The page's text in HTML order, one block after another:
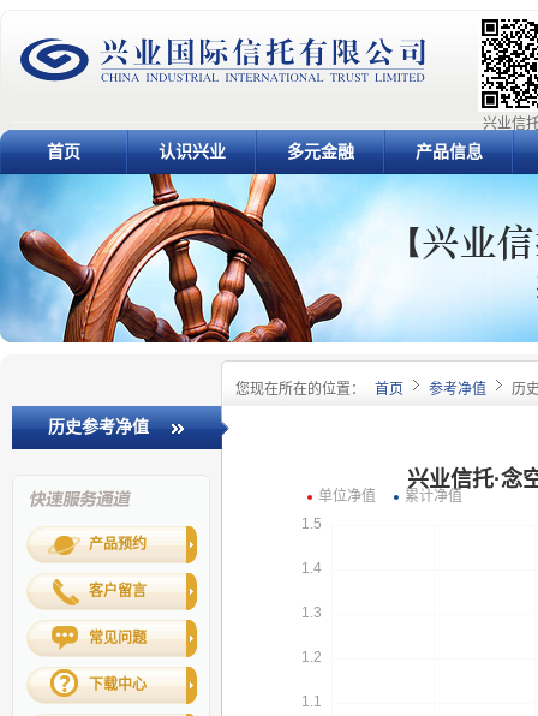
兴业信
首页 认识兴业 多元金融 产品信息
您现在所在的位置： 首页 参考净值 历
历史参考净值
产品预约
客户留言
常见问题
下载中心